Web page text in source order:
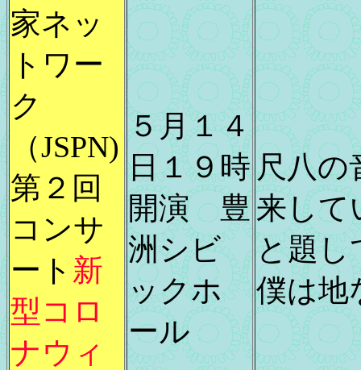
家ネッ
トワー
ク
（JSPN)
第２回
コンサ
ート 新
型コロ
ナウィ
５月１４
日１９時
開演 豊
洲シビ
ックホ
ール
尺八の
来して
と題し
僕は地